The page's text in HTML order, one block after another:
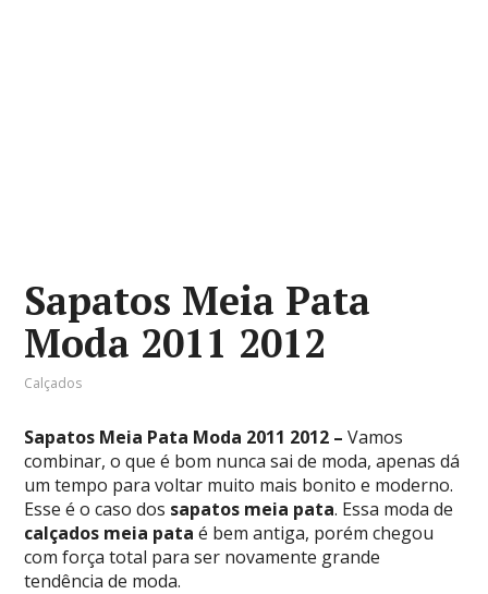
Sapatos Meia Pata
Moda 2011 2012
Calçados
Sapatos Meia Pata Moda 2011 2012 –Vamos
combinar, o que é bom nunca sai de moda, apenas dá
um tempo para voltar muito mais bonito e moderno.
Esse é o caso dos sapatos meia pata. Essa moda de
calçados meia pata é bem antiga, porém chegou
com força total para ser novamente grande
tendência de moda.